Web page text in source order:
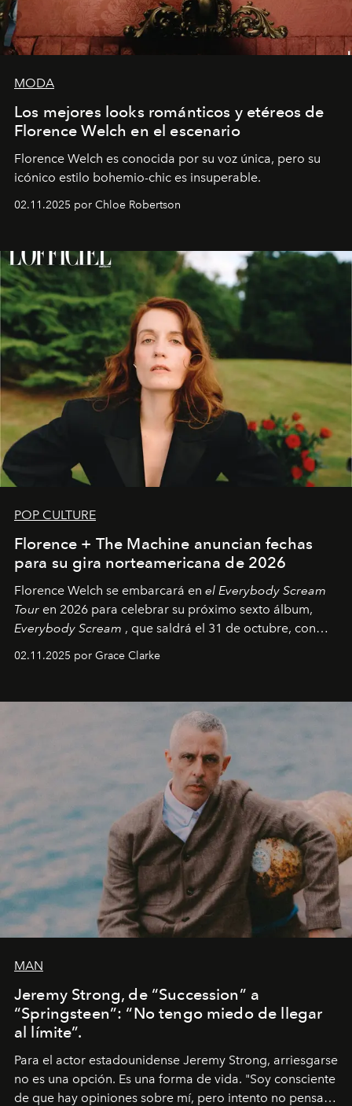
MODA
Los mejores looks románticos y etéreos de
Florence Welch en el escenario
Florence Welch es conocida por su voz única, pero su
icónico estilo bohemio-chic es insuperable.
02.11.2025 por Chloe Robertson
POP CULTURE
Florence + The Machine anuncian fechas
para su gira norteamericana de 2026
Florence Welch se embarcará en el Everybody Scream
Tour en 2026 para celebrar su próximo sexto álbum,
Everybody Scream , que saldrá el 31 de octubre, con
fechas en Norteamérica a partir de abril del próximo
02.11.2025 por Grace Clarke
MAN
Jeremy Strong, de “Succession” a
“Springsteen”: “No tengo miedo de llegar
al límite”.
Para el actor estadounidense Jeremy Strong, arriesgarse
no es una opción. Es una forma de vida. "Soy consciente
de que hay opiniones sobre mí, pero intento no pensar